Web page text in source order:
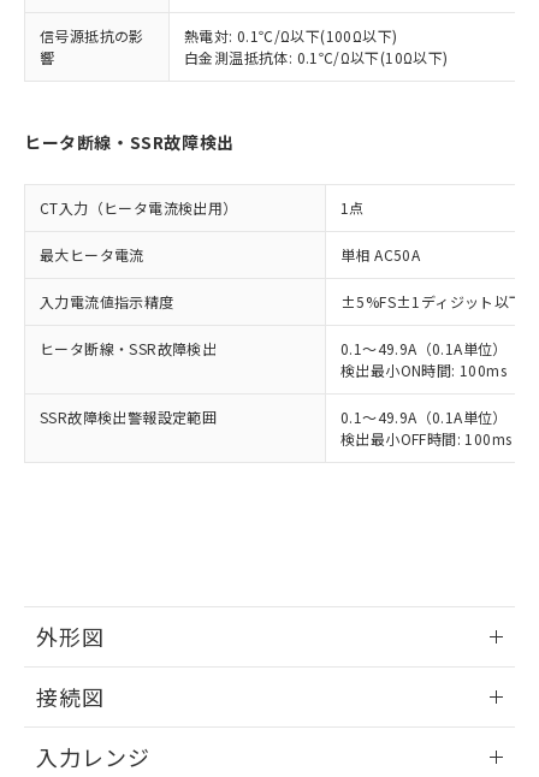
信号源抵抗の影
響
熱電対: 0.1℃/Ω以下(100Ω以下)
白金測温抵抗体: 0.1℃/Ω以下(10Ω以下)
ヒータ断線・SSR故障検出
CT入力（ヒータ電流検出用） 1点
最大ヒータ電流 単相 AC50A
入力電流値指示精度 ±5%FS±1ディジット以下
ヒータ断線・SSR故障検出
0.1～49.9A（0.1A単位）
検出最小ON時間: 100ms（
SSR故障検出警報設定範囲
0.1～49.9A（0.1A単位）
検出最小OFF時間: 100ms（
外形図
接続図
入力レンジ